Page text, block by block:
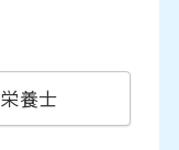
栄養士